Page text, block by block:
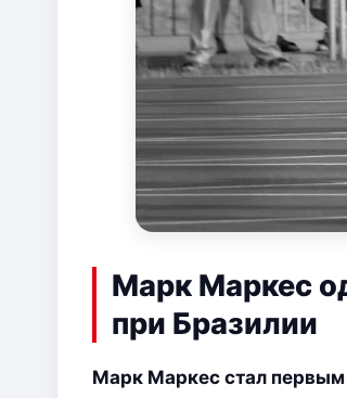
Марк Маркес
при Бразилии
Марк Маркес стал первым